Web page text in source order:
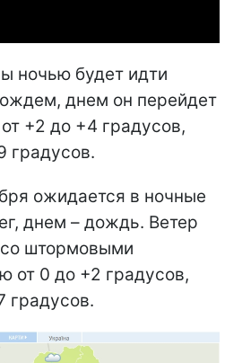
ночью будет идти
днем он перейдет
+2 до +4 градусов,
градусов.
ожидается в ночные
днем – дождь. Ветер
штормовыми
от 0 до +2 градусов,
градусов.